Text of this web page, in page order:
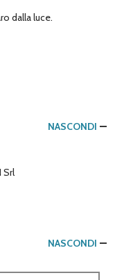
dalla luce.
NASCONDI
Srl
NASCONDI